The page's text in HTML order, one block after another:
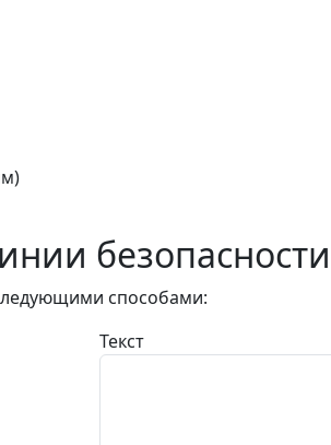
безопасности
способами:
Текст